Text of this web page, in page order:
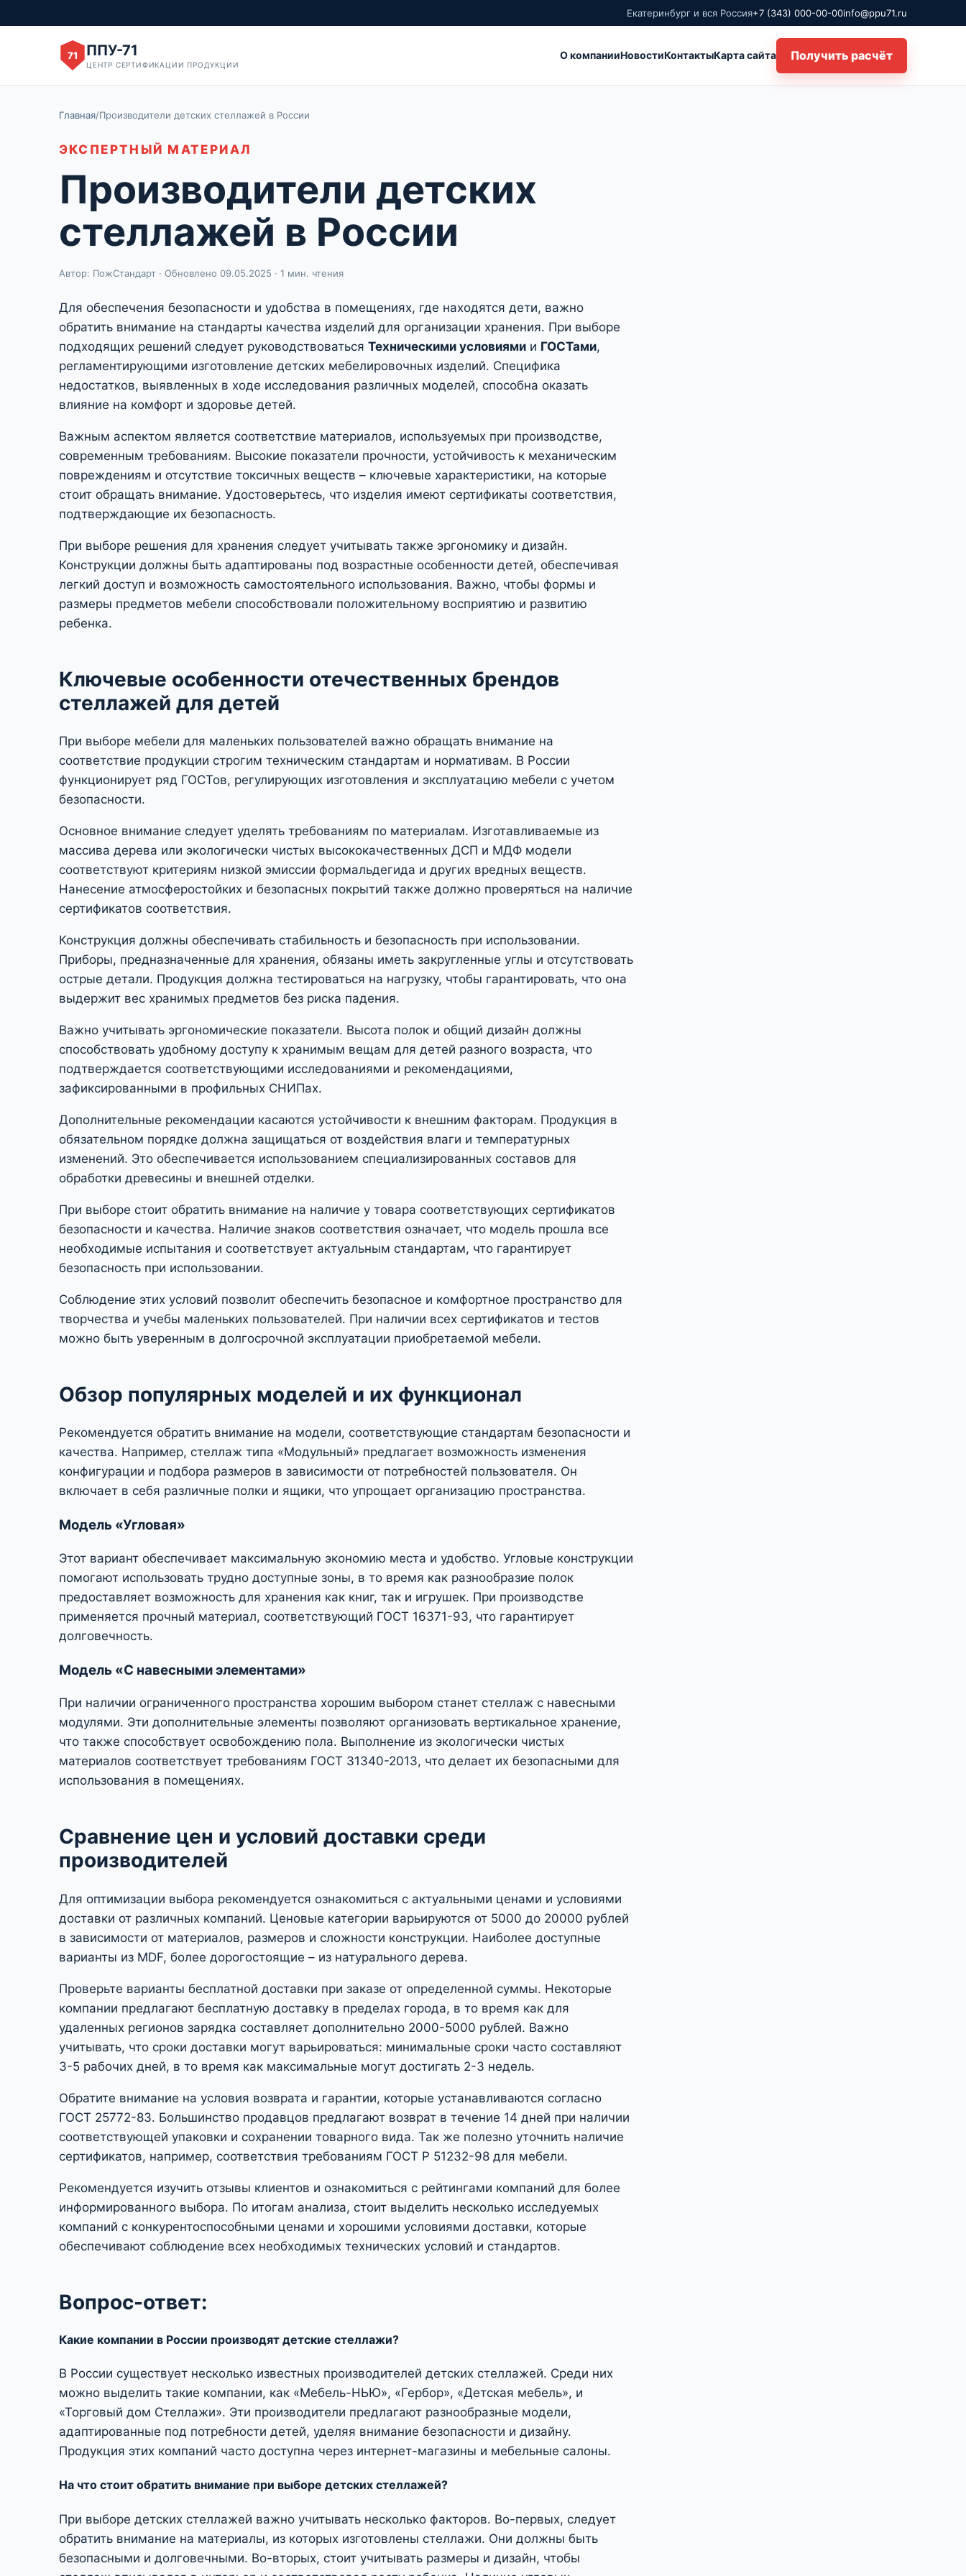
Екатеринбург и вся Россия+7 (343) 000-00-00info@ppu71.ru
71 ППУ-71
ЦЕНТР СЕРТИФИКАЦИИ ПРОДУКЦИИ
О компанииНовостиКонтактыКарта сайта Получить расчёт
Главная/Производители детских стеллажей в России
ЭКСПЕРТНЫЙ МАТЕРИАЛ
Производители детских
стеллажей в России
Автор: ПожСтандарт · Обновлено 09.05.2025 · 1 мин. чтения
Для обеспечения безопасности и удобства в помещениях, где находятся дети, важно
обратить внимание на стандарты качества изделий для организации хранения. При выборе
подходящих решений следует руководствоваться Техническими условиями и ГОСТами,
регламентирующими изготовление детских мебелировочных изделий. Специфика
недостатков, выявленных в ходе исследования различных моделей, способна оказать
влияние на комфорт и здоровье детей.
Важным аспектом является соответствие материалов, используемых при производстве,
современным требованиям. Высокие показатели прочности, устойчивость к механическим
повреждениям и отсутствие токсичных веществ – ключевые характеристики, на которые
стоит обращать внимание. Удостоверьтесь, что изделия имеют сертификаты соответствия,
подтверждающие их безопасность.
При выборе решения для хранения следует учитывать также эргономику и дизайн.
Конструкции должны быть адаптированы под возрастные особенности детей, обеспечивая
легкий доступ и возможность самостоятельного использования. Важно, чтобы формы и
размеры предметов мебели способствовали положительному восприятию и развитию
ребенка.
Ключевые особенности отечественных брендов
стеллажей для детей
При выборе мебели для маленьких пользователей важно обращать внимание на
соответствие продукции строгим техническим стандартам и нормативам. В России
функционирует ряд ГОСТов, регулирующих изготовления и эксплуатацию мебели с учетом
безопасности.
Основное внимание следует уделять требованиям по материалам. Изготавливаемые из
массива дерева или экологически чистых высококачественных ДСП и МДФ модели
соответствуют критериям низкой эмиссии формальдегида и других вредных веществ.
Нанесение атмосферостойких и безопасных покрытий также должно проверяться на наличие
сертификатов соответствия.
Конструкция должны обеспечивать стабильность и безопасность при использовании.
Приборы, предназначенные для хранения, обязаны иметь закругленные углы и отсутствовать
острые детали. Продукция должна тестироваться на нагрузку, чтобы гарантировать, что она
выдержит вес хранимых предметов без риска падения.
Важно учитывать эргономические показатели. Высота полок и общий дизайн должны
способствовать удобному доступу к хранимым вещам для детей разного возраста, что
подтверждается соответствующими исследованиями и рекомендациями,
зафиксированными в профильных СНИПах.
Дополнительные рекомендации касаются устойчивости к внешним факторам. Продукция в
обязательном порядке должна защищаться от воздействия влаги и температурных
изменений. Это обеспечивается использованием специализированных составов для
обработки древесины и внешней отделки.
При выборе стоит обратить внимание на наличие у товара соответствующих сертификатов
безопасности и качества. Наличие знаков соответствия означает, что модель прошла все
необходимые испытания и соответствует актуальным стандартам, что гарантирует
безопасность при использовании.
Соблюдение этих условий позволит обеспечить безопасное и комфортное пространство для
творчества и учебы маленьких пользователей. При наличии всех сертификатов и тестов
можно быть уверенным в долгосрочной эксплуатации приобретаемой мебели.
Обзор популярных моделей и их функционал
Рекомендуется обратить внимание на модели, соответствующие стандартам безопасности и
качества. Например, стеллаж типа «Модульный» предлагает возможность изменения
конфигурации и подбора размеров в зависимости от потребностей пользователя. Он
включает в себя различные полки и ящики, что упрощает организацию пространства.
Модель «Угловая»
Этот вариант обеспечивает максимальную экономию места и удобство. Угловые конструкции
помогают использовать трудно доступные зоны, в то время как разнообразие полок
предоставляет возможность для хранения как книг, так и игрушек. При производстве
применяется прочный материал, соответствующий ГОСТ 16371-93, что гарантирует
долговечность.
Модель «С навесными элементами»
При наличии ограниченного пространства хорошим выбором станет стеллаж с навесными
модулями. Эти дополнительные элементы позволяют организовать вертикальное хранение,
что также способствует освобождению пола. Выполнение из экологически чистых
материалов соответствует требованиям ГОСТ 31340-2013, что делает их безопасными для
использования в помещениях.
Сравнение цен и условий доставки среди
производителей
Для оптимизации выбора рекомендуется ознакомиться с актуальными ценами и условиями
доставки от различных компаний. Ценовые категории варьируются от 5000 до 20000 рублей
в зависимости от материалов, размеров и сложности конструкции. Наиболее доступные
варианты из MDF, более дорогостоящие – из натурального дерева.
Проверьте варианты бесплатной доставки при заказе от определенной суммы. Некоторые
компании предлагают бесплатную доставку в пределах города, в то время как для
удаленных регионов зарядка составляет дополнительно 2000-5000 рублей. Важно
учитывать, что сроки доставки могут варьироваться: минимальные сроки часто составляют
3-5 рабочих дней, в то время как максимальные могут достигать 2-3 недель.
Обратите внимание на условия возврата и гарантии, которые устанавливаются согласно
ГОСТ 25772-83. Большинство продавцов предлагают возврат в течение 14 дней при наличии
соответствующей упаковки и сохранении товарного вида. Так же полезно уточнить наличие
сертификатов, например, соответствия требованиям ГОСТ Р 51232-98 для мебели.
Рекомендуется изучить отзывы клиентов и ознакомиться с рейтингами компаний для более
информированного выбора. По итогам анализа, стоит выделить несколько исследуемых
компаний с конкурентоспособными ценами и хорошими условиями доставки, которые
обеспечивают соблюдение всех необходимых технических условий и стандартов.
Вопрос-ответ:
Какие компании в России производят детские стеллажи?
В России существует несколько известных производителей детских стеллажей. Среди них
можно выделить такие компании, как «Мебель-НЬЮ», «Гербор», «Детская мебель», и
«Торговый дом Стеллажи». Эти производители предлагают разнообразные модели,
адаптированные под потребности детей, уделяя внимание безопасности и дизайну.
Продукция этих компаний часто доступна через интернет-магазины и мебельные салоны.
На что стоит обратить внимание при выборе детских стеллажей?
При выборе детских стеллажей важно учитывать несколько факторов. Во-первых, следует
обратить внимание на материалы, из которых изготовлены стеллажи. Они должны быть
безопасными и долговечными. Во-вторых, стоит учитывать размеры и дизайн, чтобы